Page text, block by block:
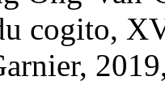
cogito,